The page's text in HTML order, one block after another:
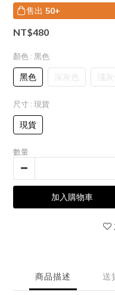
售出 50+
NT$480
顏色 : 黑色
黑色 深灰色 淺灰
尺寸 : 現貨
現貨
數量
加入購物車
商品描述 送